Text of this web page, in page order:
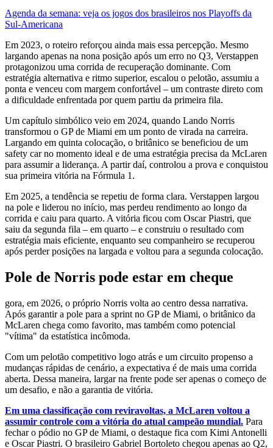
Agenda da semana: veja os jogos dos brasileiros nos Playoffs da
Sul-Americana
Em 2023, o roteiro reforçou ainda mais essa percepção. Mesmo
largando apenas na nona posição após um erro no Q3, Verstappen
protagonizou uma corrida de recuperação dominante. Com
estratégia alternativa e ritmo superior, escalou o pelotão, assumiu a
ponta e venceu com margem confortável – um contraste direto com
a dificuldade enfrentada por quem partiu da primeira fila.
Um capítulo simbólico veio em 2024, quando Lando Norris
transformou o GP de Miami em um ponto de virada na carreira.
Largando em quinta colocação, o britânico se beneficiou de um
safety car no momento ideal e de uma estratégia precisa da McLaren
para assumir a liderança. A partir daí, controlou a prova e conquistou
sua primeira vitória na Fórmula 1.
Em 2025, a tendência se repetiu de forma clara. Verstappen largou
na pole e liderou no início, mas perdeu rendimento ao longo da
corrida e caiu para quarto. A vitória ficou com Oscar Piastri, que
saiu da segunda fila – em quarto – e construiu o resultado com
estratégia mais eficiente, enquanto seu companheiro se recuperou
após perder posições na largada e voltou para a segunda colocação.
Pole de Norris pode estar em cheque
gora, em 2026, o próprio Norris volta ao centro dessa narrativa.
Após garantir a pole para a sprint no GP de Miami, o britânico da
McLaren chega como favorito, mas também como potencial
"vítima" da estatística incômoda.
Com um pelotão competitivo logo atrás e um circuito propenso a
mudanças rápidas de cenário, a expectativa é de mais uma corrida
aberta. Dessa maneira, largar na frente pode ser apenas o começo de
um desafio, e não a garantia de vitória.
Em uma classificação com reviravoltas, a McLaren voltou a
assumir controle com a vitória do atual campeão mundial. Para
fechar o pódio no GP de Miami, o destaque fica com Kimi Antonelli
e Oscar Piastri. O brasileiro Gabriel Bortoleto chegou apenas ao Q2,